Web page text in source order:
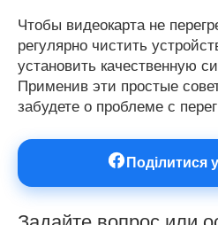
Чтобы видеокарта не
регулярно чистить
установить качественную
Применив эти простые
забудете о проблеме с
Поділитися